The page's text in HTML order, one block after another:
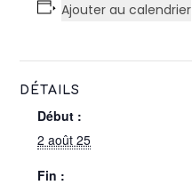
Ajouter au calendrier
DÉTAILS
Début :
2 août 25
Fin :